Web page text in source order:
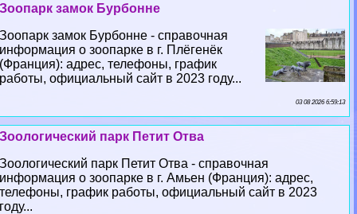
Зоопарк замок Бурбонне
Зоопарк замок Бурбонне - справочная
информация о зоопарке в г. Плёгенёк
(Франция): адрес, телефоны, график
работы, официальный сайт в 2023 году...
03 08 2026 6:59:13
Зоологический парк Петит Отва
Зоологический парк Петит Отва - справочная
информация о зоопарке в г. Амьен (Франция): адрес,
телефоны, график работы, официальный сайт в 2023
году...